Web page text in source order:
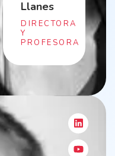
Llanes
DIRECTORA
Y
PROFESORA